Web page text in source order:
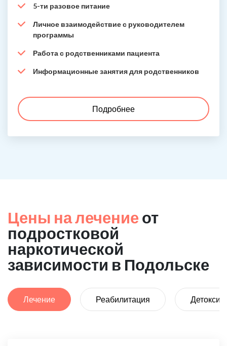
5-ти разовое питание
Личное взаимодействие с руководителем
программы
Работа с родственниками пациента
Информационные занятия для родственников
Подробнее
Цены на лечение от
подростковой
наркотической
зависимости в Подольске
Лечение Реабилитация